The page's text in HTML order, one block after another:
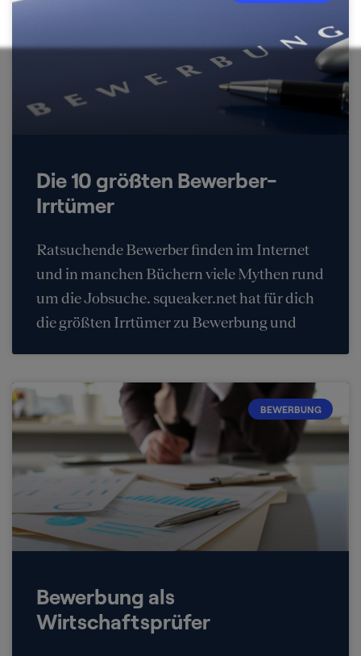
Die 10 größten Bewerber-
Irrtümer
Ratsuchende Bewerber finden im Internet
und in manchen Büchern viele Mythen rund
um die Jobsuche. squeaker.net hat für dich
die größten Irrtümer zu Bewerbung und
BEWERBUNG
Bewerbung als
Wirtschaftsprüfer